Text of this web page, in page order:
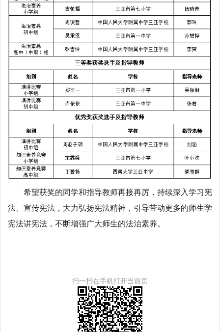
希望获奖的同学和指导教师再接再厉，持续深入学习宪
法、宣传宪法，大力弘扬宪法精神，引导带动更多的师生学
宪法讲宪法，不断增强广大师生的法治素养。
扫一扫在手机打开当前页